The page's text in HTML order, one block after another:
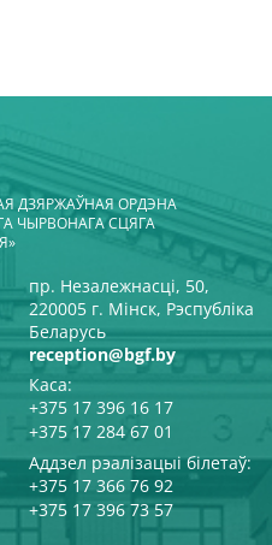
ДЗЯРЖАЎНАЯ ОРДЭНА
ЧЫРВОНАГА СЦЯГА
пр. Незалежнасці, 50,
220005 г. Мінск, Рэспубліка
Беларусь
reception@bgf.by
Каса:
+375 17 396 16 17
+375 17 284 67 01
Аддзел рэалізацыі білетаў:
+375 17 366 76 92
+375 17 396 73 57